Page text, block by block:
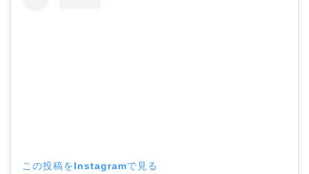
この投稿をInstagramで見る